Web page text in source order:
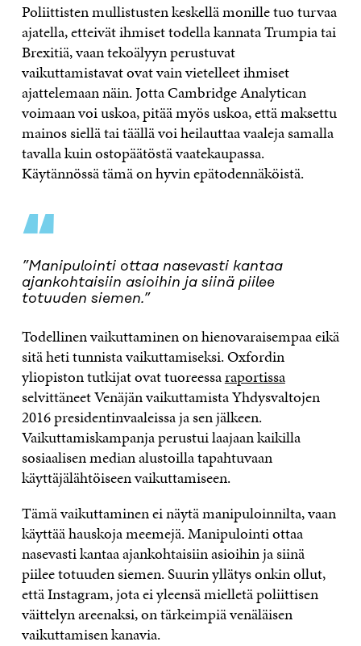
Poliittisten mullistusten keskellä monille tuo turvaa
ajatella, etteivät ihmiset todella kannata Trumpia tai
Brexitiä, vaan tekoälyyn perustuvat
vaikuttamistavat ovat vain vietelleet ihmiset
ajattelemaan näin. Jotta Cambridge Analytican
voimaan voi uskoa, pitää myös uskoa, että maksettu
mainos siellä tai täällä voi heilauttaa vaaleja samalla
tavalla kuin ostopäätöstä vaatekaupassa.
Käytännössä tämä on hyvin epätodennäköistä.
“
”Manipulointi ottaa nasevasti kantaa
ajankohtaisiin asioihin ja siinä piilee
totuuden siemen.”
Todellinen vaikuttaminen on hienovaraisempaa eikä
sitä heti tunnista vaikuttamiseksi. Oxfordin
yliopiston tutkijat ovat tuoreessaraportissa
selvittäneet Venäjän vaikuttamista Yhdysvaltojen
2016 presidentinvaaleissa ja sen jälkeen.
Vaikuttamiskampanja perustui laajaan kaikilla
sosiaalisen median alustoilla tapahtuvaan
käyttäjälähtöiseen vaikuttamiseen.
Tämä vaikuttaminen ei näytä manipuloinnilta, vaan
käyttää hauskoja meemejä. Manipulointi ottaa
nasevasti kantaa ajankohtaisiin asioihin ja siinä
piilee totuuden siemen. Suurin yllätys onkin ollut,
että Instagram, jota ei yleensä mielletä poliittisen
väittelyn areenaksi, on tärkeimpiä venäläisen
vaikuttamisen kanavia.